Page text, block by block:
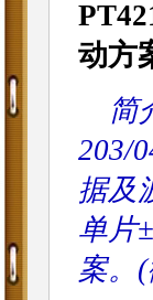
动方
简
203/
据及
单片
案。